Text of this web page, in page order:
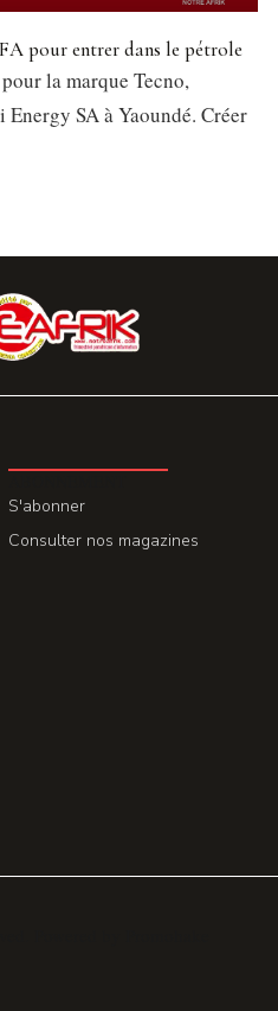
pour entrer dans le pétrole
la marque Tecno,
SA à Yaoundé. Créer
S'abonner
Consulter nos magazines